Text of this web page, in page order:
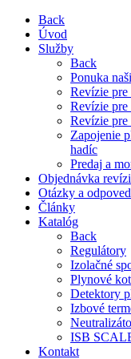
Back
Úvod
Služby
Back
Ponuka
Revízie
Revízie pre
Revízie pre
Zapojenie
hadíc
Predaj a
Objednávka
Otázky a
Články
Katalóg
Back
Regulátory
Izolačné
Plynové
Detektory
Izbové
ISB
Kontakt